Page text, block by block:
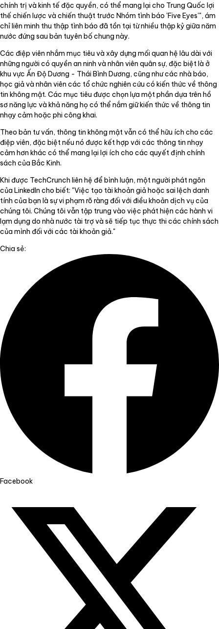
chính trị và kinh tế đặc quyền, có thể mang lại cho Trung Quốc lợi
thế chiến lược và chiến thuật trước Nhóm tình báo 'Five Eyes'", ám
chỉ liên minh thu thập tình báo đã tồn tại từ nhiều thập kỷ giữa năm
nước đứng sau bản tuyên bố chung này.
Các điệp viên nhắm mục tiêu và xây dựng mối quan hệ lâu dài với
những người có quyền an ninh và nhân viên quân sự, đặc biệt là ở
khu vực Ấn Độ Dương - Thái Bình Dương, cũng như các nhà báo,
học giả và nhân viên các tổ chức nghiên cứu có kiến thức về thông
tin không mật. Các mục tiêu được chọn lựa một phần dựa trên hồ
sơ năng lực và khả năng họ có thể nắm giữ kiến thức về thông tin
nhạy cảm hoặc phi công khai.
Theo bản tư vấn, thông tin không mật vẫn có thể hữu ích cho các
điệp viên, đặc biệt nếu nó được kết hợp với các thông tin nhạy
cảm hơn khác có thể mang lại lợi ích cho các quyết định chính
sách của Bắc Kinh.
Khi được TechCrunch liên hệ để bình luận, một người phát ngôn
của LinkedIn cho biết: "Việc tạo tài khoản giả hoặc sai lệch danh
tính của bạn là sự vi phạm rõ ràng đối với điều khoản dịch vụ của
chúng tôi. Chúng tôi vẫn tập trung vào việc phát hiện các hành vi
lạm dụng do nhà nước tài trợ và sẽ tiếp tục thực thi các chính sách
của mình đối với các tài khoản giả."
Chia sẻ:
Facebook